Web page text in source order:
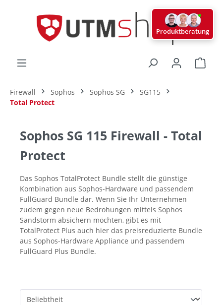
Firewall Sophos Sophos SG
SG115
Total Protect
Sophos SG 115 Firewall - Total
Protect
Das Sophos TotalProtect Bundle stellt die günstige
Kombination aus Sophos-Hardware und passendem
FullGuard Bundle dar. Wenn Sie Ihr Unternehmen
zudem gegen neue Bedrohungen mittels Sophos
Sandstorm absichern möchten, gibt es mit
TotalProtect Plus auch hier das preisreduzierte Bundle
aus Sophos-Hardware Appliance und passendem
FullGuard Plus Bundle.
Produktberatung